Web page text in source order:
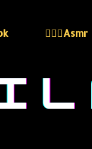
💆🏻‍♀️Asmr